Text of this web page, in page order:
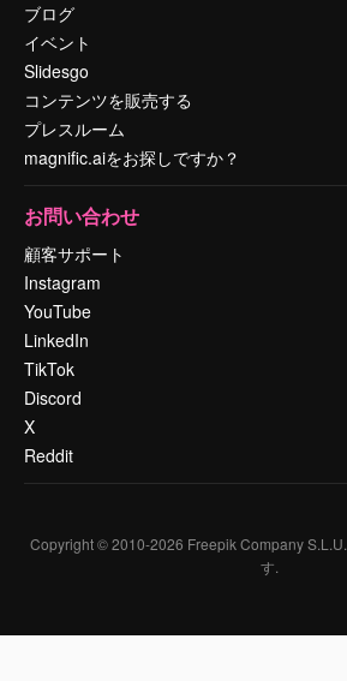
ブログ
イベント
Slidesgo
コンテンツを販売する
プレスルーム
magnific.aiをお探しですか？
お問い合わせ
顧客サポート
Instagram
YouTube
LinkedIn
TikTok
Discord
X
Reddit
Copyright © 2010-2026 Freepik Company S.L.U.
す.